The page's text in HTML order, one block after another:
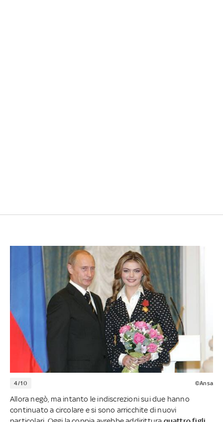
4/10 ©Ansa
Allora negò, ma intanto le indiscrezioni sui due hanno
continuato a circolare e si sono arricchite di nuovi